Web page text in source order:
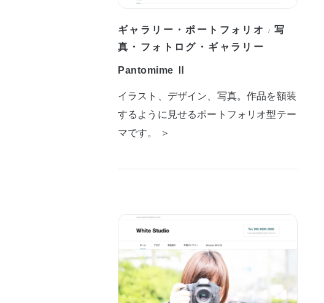
ギャラリー・ポートフォリオ /写
真・フォトログ・ギャラリー
Pantomime Ⅱ
イラスト、デザイン、写真。作品を額装
するように見せるポートフォリオ型テー
マです。 ＞